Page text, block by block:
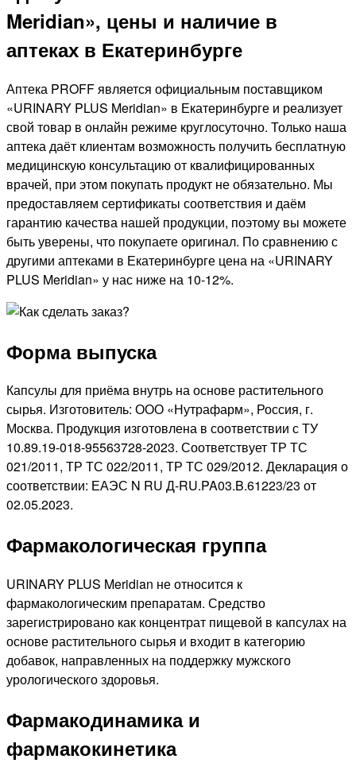
Meridian», цены и наличие в
аптеках в Екатеринбурге
Аптека PROFF является официальным поставщиком
«URINARY PLUS Meridian» в Екатеринбурге и реализует
свой товар в онлайн режиме круглосуточно. Только наша
аптека даёт клиентам возможность получить бесплатную
медицинскую консультацию от квалифицированных
врачей, при этом покупать продукт не обязательно. Мы
предоставляем сертификаты соответствия и даём
гарантию качества нашей продукции, поэтому вы можете
быть уверены, что покупаете оригинал. По сравнению с
другими аптеками в Екатеринбурге цена на «URINARY
PLUS Meridian» у нас ниже на 10-12%.
Форма выпуска
Капсулы для приёма внутрь на основе растительного
сырья. Изготовитель: ООО «Нутрафарм», Россия, г.
Москва. Продукция изготовлена в соответствии с ТУ
10.89.19-018-95563728-2023. Соответствует ТР ТС
021/2011, ТР ТС 022/2011, ТР ТС 029/2012. Декларация о
соответствии: ЕАЭС N RU Д-RU.PA03.B.61223/23 от
02.05.2023.
Фармакологическая группа
URINARY PLUS Meridian не относится к
фармакологическим препаратам. Средство
зарегистрировано как концентрат пищевой в капсулах на
основе растительного сырья и входит в категорию
добавок, направленных на поддержку мужского
урологического здоровья.
Фармакодинамика и
фармакокинетика